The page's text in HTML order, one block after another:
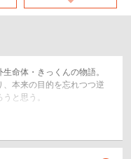
命体・きっくんの物語。
本来の目的を忘れつつ逆
と思う。